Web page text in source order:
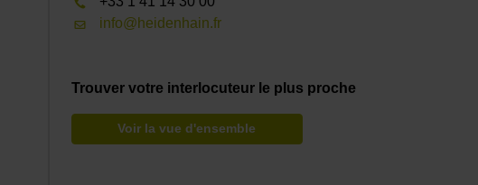
info@heidenhain.fr
Trouver votre interlocuteur le plus proche
Voir la vue d'ensemble